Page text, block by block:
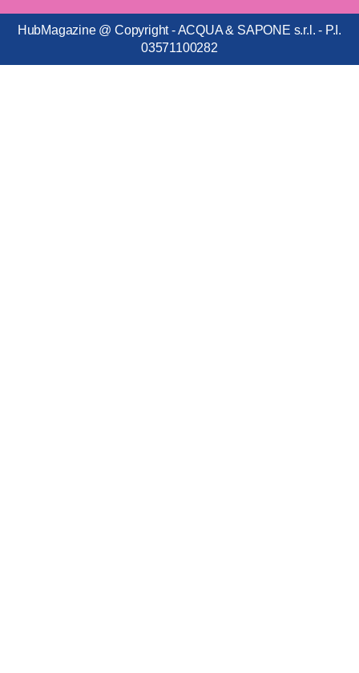
HubMagazine @ Copyright - ACQUA & SAPONE s.r.l. - P.I.
03571100282​